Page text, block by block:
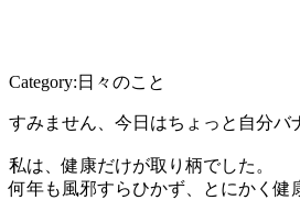
Category:日々のこと
すみません、今日はちょっと自分バ
私は、健康だけが取り柄でした。
何年も風邪すらひかず、とにかく健